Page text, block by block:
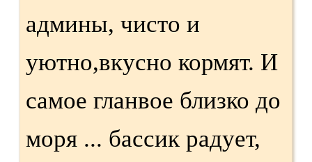
админы, чисто и
уютно,вкусно кормят. И
самое гланвое близко до
моря ... бассик радует,